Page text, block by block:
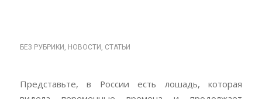
БЕЗ РУБРИКИ , НОВОСТИ , СТАТЬИ
Представьте, в России есть лошадь, которая